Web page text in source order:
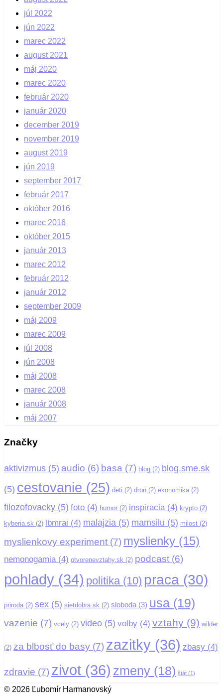
júl 2022
jún 2022
marec 2022
august 2021
máj 2020
marec 2020
február 2020
január 2020
december 2019
november 2019
august 2019
jún 2019
september 2017
február 2017
október 2016
marec 2016
október 2015
január 2013
marec 2012
február 2012
január 2012
september 2009
máj 2009
marec 2009
júl 2008
jún 2008
máj 2008
marec 2008
január 2008
máj 2007
Značky
aktivizmus (5) audio (6) basa (7) blog (2) blog.sme.sk
(5) cestovanie (25) deti (2) dron (2) ekonomika (2)
filozofovacky (5) foto (4) humor (2) inspiracia(4) krypto (2)
kyberia.sk (2) lbmrai (4) malajzia (5) mamsilu (5) milost (2)
myslienkovy experiment (7) myslienky (15)
nemonogamia(4) otvorenevztahy.sk (2) podcast (6)
pohlady (34) politika(10) praca (30)
priroda (2) sex (5) sietdobra.sk (2) sloboda(3) usa (19)
vazenie (7) vcely (2) video (5) volby (4) vztahy (9) wilder
(2) za blbosť do basy (7) zazitky (36) zbasy (4)
zdravie (7) zivot (36) zmeny (18) štát (1)
© 2026 Ľubomír Harmanovský